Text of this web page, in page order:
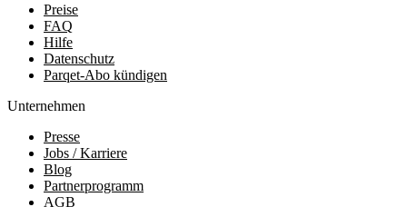
Preise
FAQ
Hilfe
Datenschutz
Parqet-Abo kündigen
Unternehmen
Presse
Jobs / Karriere
Blog
Partnerprogramm
AGB